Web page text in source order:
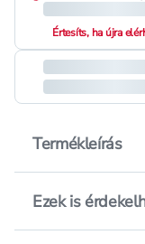
Értesíts, ha újra
Termékleírás
Ezek is